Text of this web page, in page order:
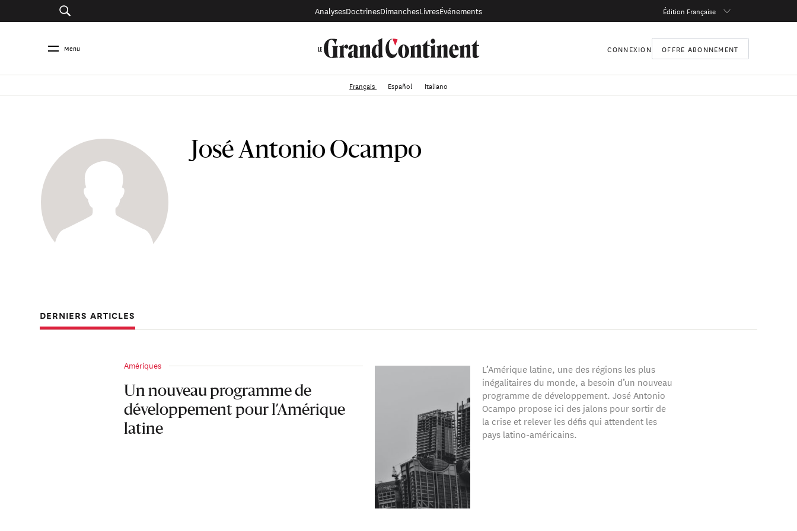
AnalysesDoctrinesDimanchesLivresÉvénements Édition Française
Menu CONNEXION OFFRE ABONNEMENT
Français Español Italiano
José Antonio Ocampo
DERNIERS ARTICLES
Amériques
Un nouveau programme de
développement pour l’Amérique
latine
L’Amérique latine, une des régions les plus
inégalitaires du monde, a besoin d’un nouveau
programme de développement. José Antonio
Ocampo propose ici des jalons pour sortir de
la crise et relever les défis qui attendent les
pays latino-américains.